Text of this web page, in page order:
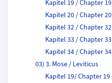
Kapitel 19 / Chapter 19
Kapitel 20 / Chapter 20
Kapitel 32 / Chapter 32
Kapitel 33 / Chapter 33
Kapitel 34 / Chapter 34
03) 3. Mose / Leviticus
Kapitel 19/ Chapter 19